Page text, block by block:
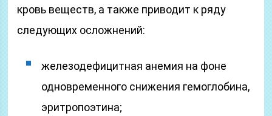
кровь веществ, а также приводит к ряду
следующих осложнений:
железодефицитная анемия на фоне
одновременного снижения гемоглобина,
эритропоэтина;